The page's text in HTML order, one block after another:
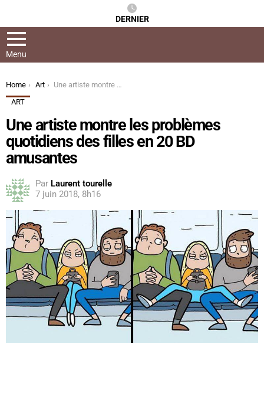
DERNIER
Menu
You are here:
Home Art
Une artiste montre les problèmes quotidiens des filles en 20 BD amusantes
ART
Une artiste montre les problèmes
quotidiens des filles en 20 BD
amusantes
Par Laurent tourelle
7 juin 2018, 8h16